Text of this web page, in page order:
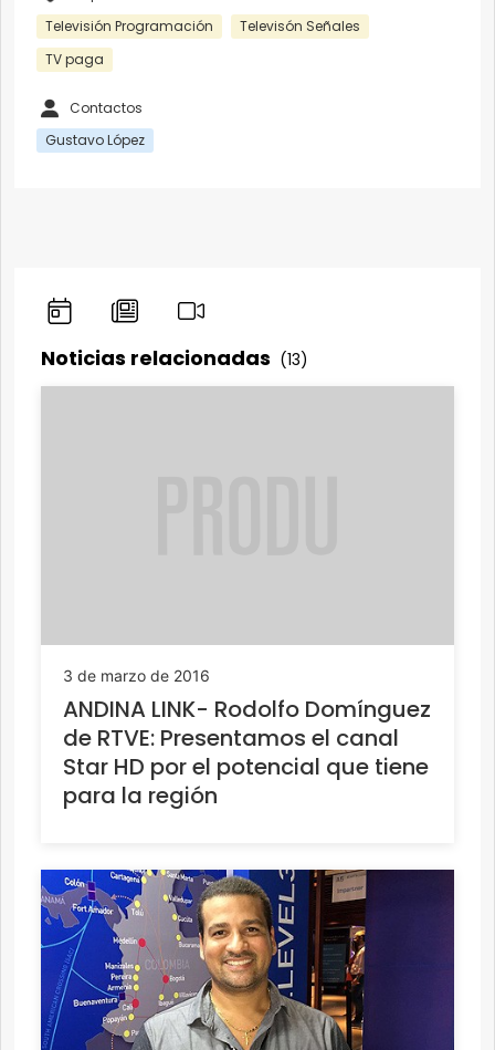
Televisión Programación
Televisón Señales
TV paga
Contactos
Gustavo López
Noticias relacionadas (13)
3 de marzo de 2016
ANDINA LINK- Rodolfo Domínguez
de RTVE: Presentamos el canal
Star HD por el potencial que tiene
para la región